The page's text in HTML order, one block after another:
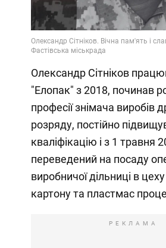
Олександр Сітніков
"Елопак" з 2018, починав
професії знімача виробів
розряду, постійно
кваліфікацію і з 1 травня
переведений на посаду
виробничої дільниці в
картону та пластмас
РЕКЛАМА